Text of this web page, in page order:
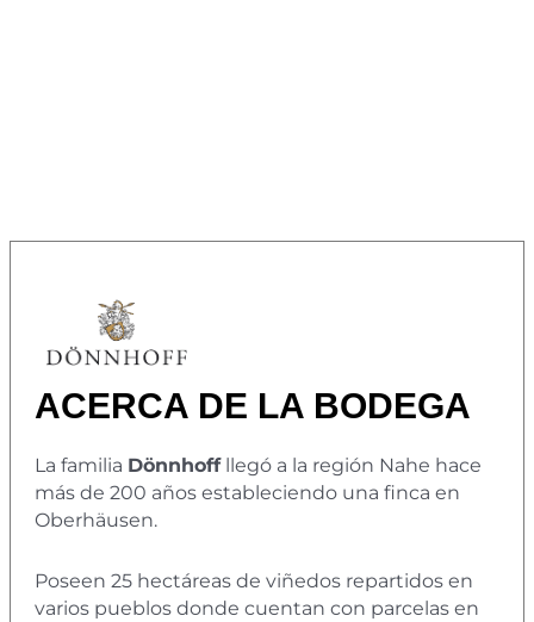
ACERCA DE LA BODEGA
La familia Dönnhoffllegó a la región Nahe hace
más de 200 años estableciendo una finca en
Oberhäusen.
Poseen 25 hectáreas de viñedos repartidos en
varios pueblos donde cuentan con parcelas en